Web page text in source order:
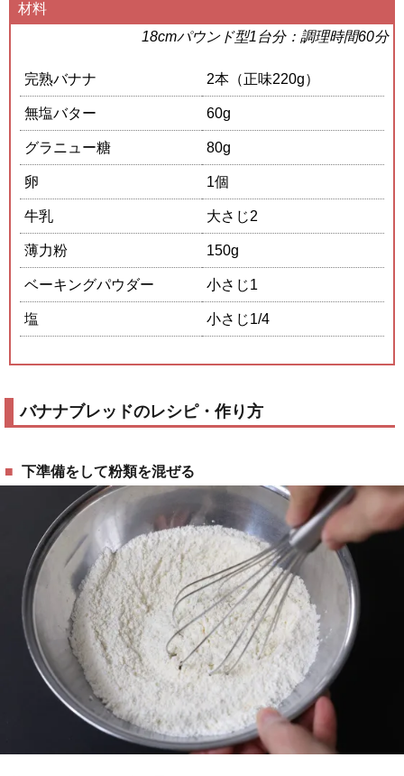
材料
18cmパウンド型1台分：調理時間60分
完熟バナナ 2本（正味220g）
無塩バター 60g
グラニュー糖 80g
卵 1個
牛乳 大さじ2
薄力粉 150g
ベーキングパウダー 小さじ1
塩 小さじ1/4
バナナブレッドのレシピ・作り方
下準備をして粉類を混ぜる